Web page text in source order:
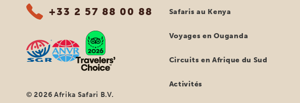
+33 2 57 88 00 88
© 2026 Afrika Safari B.V.
Safaris au Kenya
Voyages en Ouganda
Circuits en Afrique du Sud
Activités